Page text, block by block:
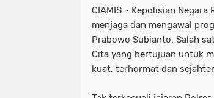
CIAMIS ~ Kepolisian
menjaga dan mengawal
Prabowo Subianto. Salah
Cita yang bertujuan untuk
kuat, terhormat dan